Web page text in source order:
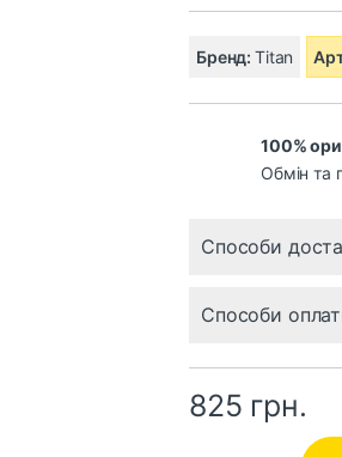
Бренд:Titan
100%
Обмін та
Способи
Способи
825 грн.